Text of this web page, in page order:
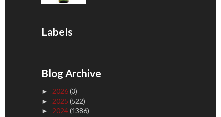
Labels
Blog Archive
► 2026(3)
► 2025 (522)
► 2024(1386)